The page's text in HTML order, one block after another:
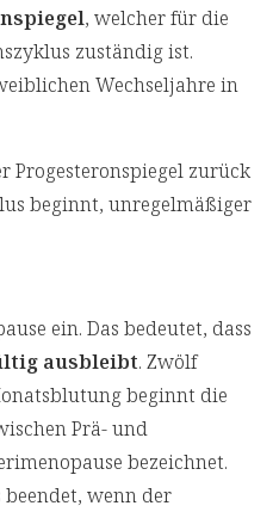
, welcher für die
zuständig ist.
Wechseljahre in
Progesteronspiegel zurück
beginnt, unregelmäßiger
ein. Das bedeutet, dass
ausbleibt. Zwölf
beginnt die
Prä- und
bezeichnet.
beendet, wenn der